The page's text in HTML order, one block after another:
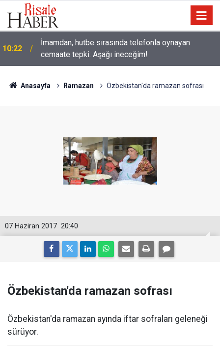
10:22
İmamdan, hutbe sırasında telefonla oynayan
cemaate tepki: Aşağı ineceğim!
Anasayfa Ramazan Özbekistan'da ramazan sofrası
20:40
07 Haziran 2017
Özbekistan'da ramazan sofrası
Özbekistan'da ramazan ayında iftar sofraları geleneği
sürüyor.